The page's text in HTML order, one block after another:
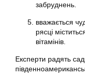
забруднень.
вважається
рясці
вітамінів.
Експерти радять